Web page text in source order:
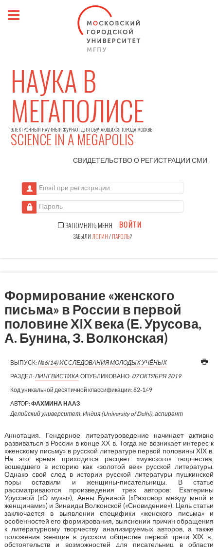
НАУКА В
МЕГАПОЛИСЕ
ЭЛЕКТРОННЫЙ НАУЧНЫЙ ЖУРНАЛ ДЛЯ ОБУЧАЮЩИХСЯ ГОРОДА МОСКВЫ
SCIENCE IN A MEGAPOLIS
СВИДЕТЕЛЬСТВО О РЕГИСТРАЦИИСМИ
Email при регистрации
Пароль
ЗАПОМНИТЬ МЕНЯ ВОЙТИ
ЗАБЫЛИ ЛОГИН/ПАРОЛЬ?
Формирование «женского
письма» в России в первой
половине ХIX века (Е. Урусова,
А. Бунина, З. Волконская)
ВЫПУСК:№6(14) ИССЛЕДОВАНИЯ МОЛОДЫХ УЧЁНЫХ
РАЗДЕЛ:ЛИНГВИСТИКА ОПУБЛИКОВАНО: 07 ОКТЯБРЯ 2019
Код уникальной десятичной классификации:82-1/-9
АВТОР:ФАХМИНА НААЗ
Делийский университет, Индия (University of Delhi), аспирант
Аннотация. Гендерное литературоведение начинает активно
развиваться в России в конце ХХ в. Тогда же возникает интерес к
«женскому письму» в русской литературе первой половины XIX в.
На это время приходится расцвет «мужского» творчества,
вошедшего в историю как «золотой век» русской литературы.
Однако свой след в истории русской литературы пушкинской
поры оставили и женщины-писательницы. В статье
рассматриваются произведения трех авторов: Екатерины
Урусовой («O музы»), Анны Буниной («Разговор между мной и
женщинами») и 3инаиды Волконской («Сновидение»). Цель статьи
заключается в выявлении специфики «женского письма» и
особенностей его формирования, выяснении причин обращения
к литературному творчеству анализируемых авторов, а также
положения женщин в русском обществе первой трети XIX в.,
обстоятельств и возможностей для писательниц в области